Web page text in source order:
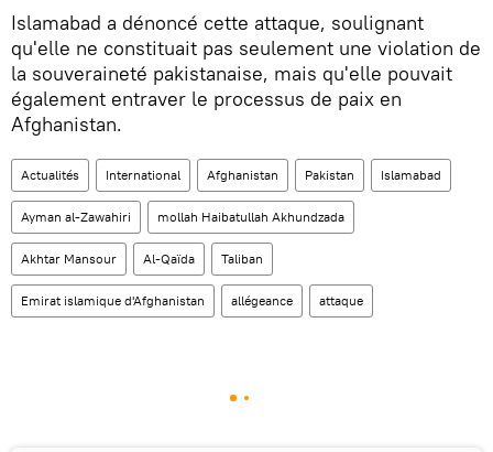
Islamabad a dénoncé cette attaque, soulignant
qu'elle ne constituait pas seulement une violation de
la souveraineté pakistanaise, mais qu'elle pouvait
également entraver le processus de paix en
Afghanistan.
Actualités International Afghanistan Pakistan Islamabad
Ayman al-Zawahiri mollah Haibatullah Akhundzada
Akhtar Mansour Al-Qaïda Taliban
Emirat islamique d'Afghanistan allégeance attaque